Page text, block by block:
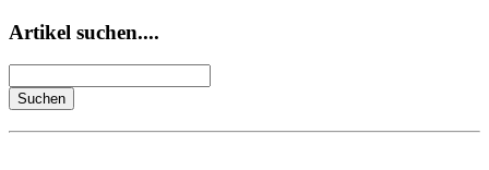
Artikel suchen....